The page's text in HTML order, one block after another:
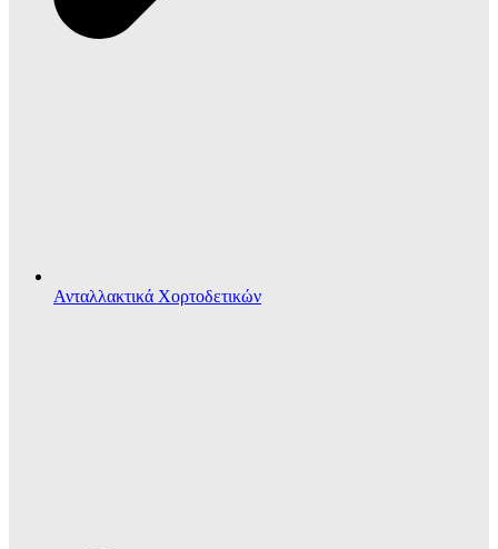
Ανταλλακτικά Χορτοδετικών